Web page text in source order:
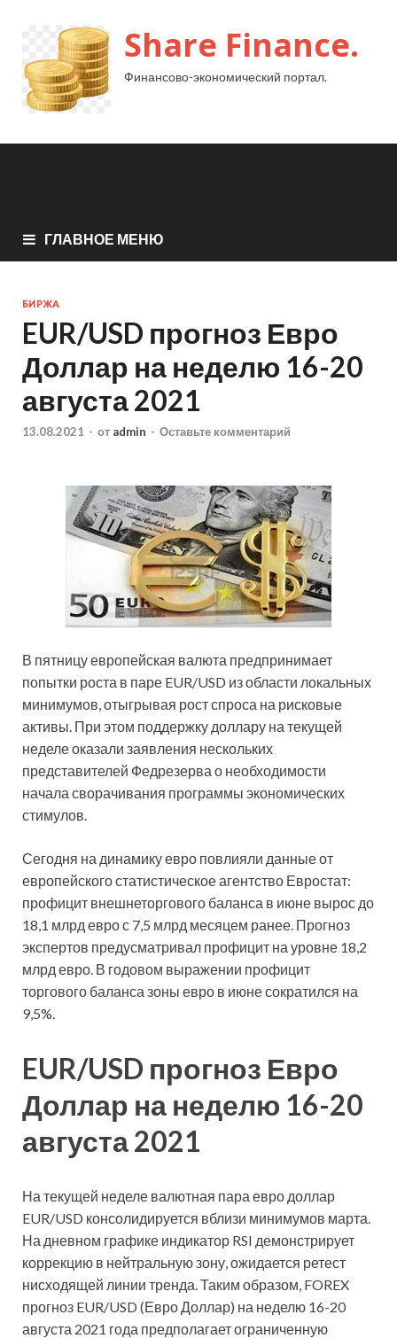
Share Finance.
Финансово-экономический портал.
ГЛАВНОЕ МЕНЮ
БИРЖА
EUR/USD прогноз Евро
Доллар на неделю 16-20
августа 2021
13.08.2021 - от admin - Оставьте комментарий
В пятницу европейская валюта предпринимает
попытки роста в паре EUR/USD из области локальных
минимумов, отыгрывая рост спроса на рисковые
активы. При этом поддержку доллару на текущей
неделе оказали заявления нескольких
представителей Федрезерва о необходимости
начала сворачивания программы экономических
стимулов.
Сегодня на динамику евро повлияли данные от
европейского статистическое агентство Евростат:
профицит внешнеторгового баланса в июне вырос до
18,1 млрд евро с 7,5 млрд месяцем ранее. Прогноз
экспертов предусматривал профицит на уровне 18,2
млрд евро. В годовом выражении профицит
торгового баланса зоны евро в июне сократился на
9,5%.
EUR/USD прогноз Евро
Доллар на неделю 16-20
августа 2021
На текущей неделе валютная пара евро доллар
EUR/USD консолидируется вблизи минимумов марта.
На дневном графике индикатор RSI демонстрирует
коррекцию в нейтральную зону, ожидается ретест
нисходящей линии тренда. Таким образом, FOREX
прогноз EUR/USD (Евро Доллар) на неделю 16-20
августа 2021 года предполагает ограниченную